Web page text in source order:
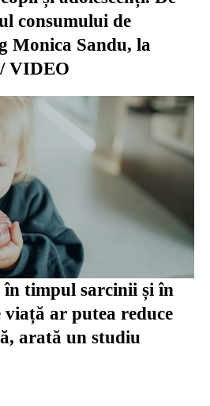
consumului de
Monica Sandu, la
VIDEO
timpul sarcinii și în
ar putea reduce
arată un studiu